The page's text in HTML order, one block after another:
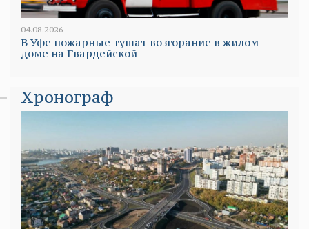
04.08.2026
В Уфе пожарные тушат возгорание в жилом
доме на Гвардейской
Хронограф